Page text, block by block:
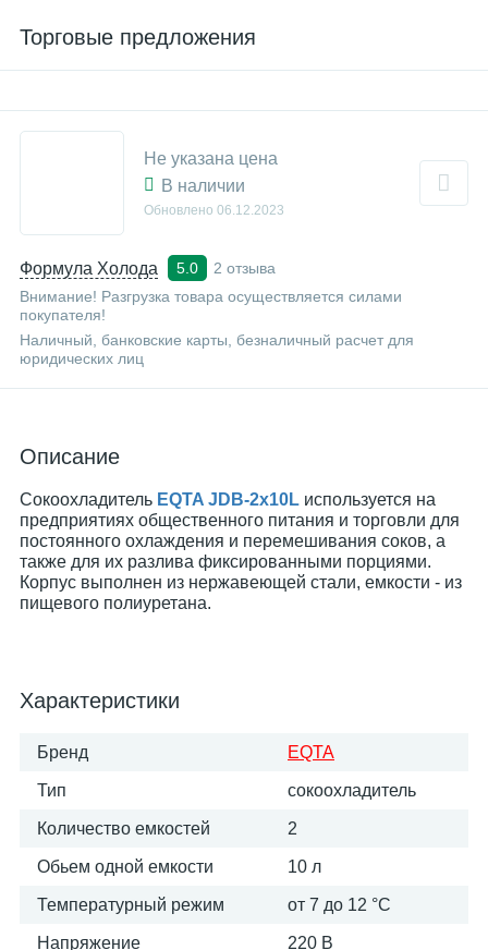
Торговые предложения
Формула Холода 5.0
2 отзыва
Внимание! Разгрузка товара осуществляется силами
покупателя!
Наличный, банковские карты, безналичный расчет для
юридических лиц
Не указана цена
В наличии
Обновлено 06.12.2023
Описание
Сокоохладитель EQTA JDB-2x10L используется на
предприятиях общественного питания и торговли для
постоянного охлаждения и перемешивания соков, а
также для их разлива фиксированными порциями.
Корпус выполнен из нержавеющей стали, емкости - из
пищевого полиуретана.
Характеристики
Бренд EQTA
Тип сокоохладитель
Количество емкостей 2
Обьем одной емкости 10 л
Температурный режим от 7 до 12 °C
Напряжение 220 В